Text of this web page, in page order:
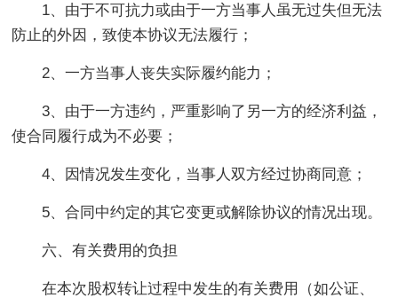
1、由于不可抗力或由于一方当事人虽无过失但无法
防止的外因，致使本协议无法履行；
2、一方当事人丧失实际履约能力；
3、由于一方违约，严重影响了另一方的经济利益，
使合同履行成为不必要；
4、因情况发生变化，当事人双方经过协商同意；
5、合同中约定的其它变更或解除协议的情况出现。
六、有关费用的负担
在本次股权转让过程中发生的有关费用（如公证、